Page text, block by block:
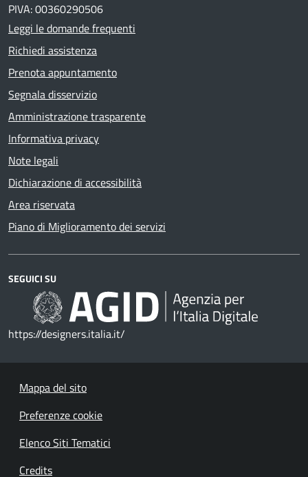
PIVA: 00360290506
Leggi le domande frequenti
Richiedi assistenza
Prenota appuntamento
Segnala disservizio
Amministrazione trasparente
Informativa privacy
Note legali
Dichiarazione di accessibilità
Area riservata
Piano di Miglioramento dei servizi
SEGUICI SU
https://designers.italia.it/
Mappa del sito
Preferenze cookie
Elenco Siti Tematici
Credits